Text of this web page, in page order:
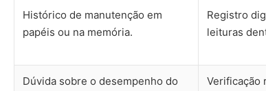
Histórico de manutenção em
papéis ou na memória.
Registro
leituras
Dúvida sobre o desempenho do
Verificação